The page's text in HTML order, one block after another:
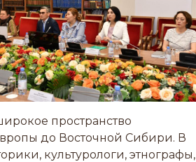
пространство
до Восточной Сибири. В
культурологи, этнографы,